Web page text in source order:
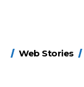
Web Stories
FASTag के ये नए